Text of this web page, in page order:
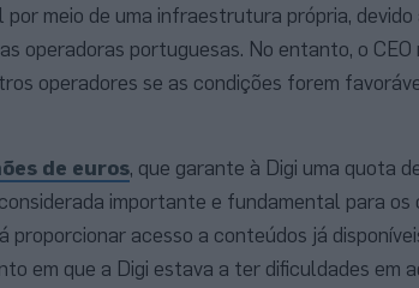
meio de uma infraestrutura própria,
operadoras portuguesas. No entanto, o
operadores se as condições forem
de euros, que garante à Digi uma quota
importante e fundamental para os
proporcionar acesso a conteúdos já
em que a Digi estava a ter dificuldades em